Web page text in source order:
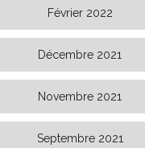
Février 2022
Décembre 2021
Novembre 2021
Septembre 2021